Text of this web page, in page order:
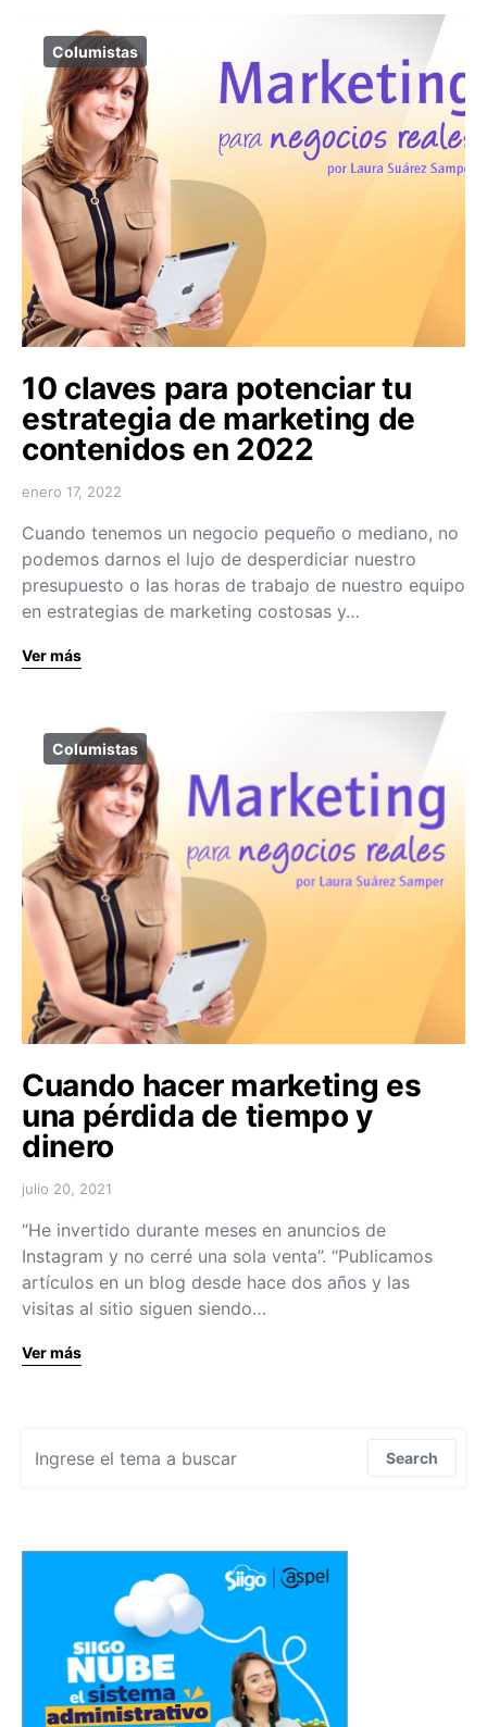
Columistas
10 claves para potenciar tu
estrategia de marketing de
contenidos en 2022
enero 17, 2022
Cuando tenemos un negocio pequeño o mediano, no
podemos darnos el lujo de desperdiciar nuestro
presupuesto o las horas de trabajo de nuestro equipo
en estrategias de marketing costosas y…
Ver más
Columistas
Cuando hacer marketing es
una pérdida de tiempo y
dinero
julio 20, 2021
“He invertido durante meses en anuncios de
Instagram y no cerré una sola venta”. “Publicamos
artículos en un blog desde hace dos años y las
visitas al sitio siguen siendo…
Ver más
Search